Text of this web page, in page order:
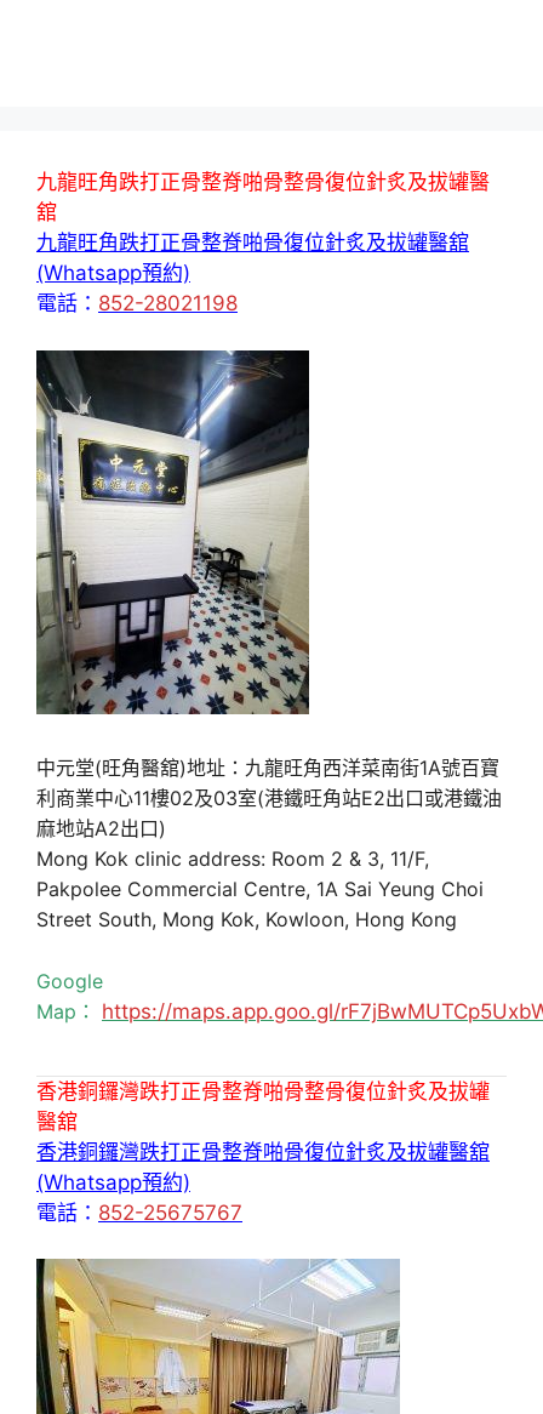
九龍旺角跌打正骨整脊啪骨整骨復位針炙及拔罐醫
舘
九龍旺角跌打正骨整脊啪骨復位針炙及拔罐醫舘
(Whatsapp預約)
電話： 852-28021198
中元堂(旺角醫舘)地址：九龍旺角西洋菜南街1A號百寶
利商業中心11樓02及03室(港鐵旺角站E2出口或港鐵油
麻地站A2出口)
Mong Kok clinic address: Room 2 & 3, 11/F,
Pakpolee Commercial Centre, 1A Sai Yeung Choi
Street South, Mong Kok, Kowloon, Hong Kong
Google
Map： https://maps.app.goo.gl/
香港銅鑼灣跌打正骨整脊啪骨整骨復位針炙及拔罐
醫舘
香港銅鑼灣跌打正骨整脊啪骨復位針炙及拔罐醫舘
(Whatsapp預約)
電話： 852-25675767